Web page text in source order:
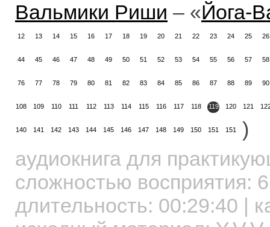
Вальмики Риши – «Йога-
12 13 14 15 16 17 18 19 20 21 22 23 24 25 26
44 45 46 47 48 49 50 51 52 53 54 55 56 57 58
76 77 78 79 80 81 82 83 84 85 86 87 88 89 90
108 109 110 111 112 113 114 115 116 117 118 119 120 121
140 141 142 143 144 145 146 147 148 149 150 151 151
)
аудиокнига для
сложностью восприятия: 6
длительность: 00:29:40 |